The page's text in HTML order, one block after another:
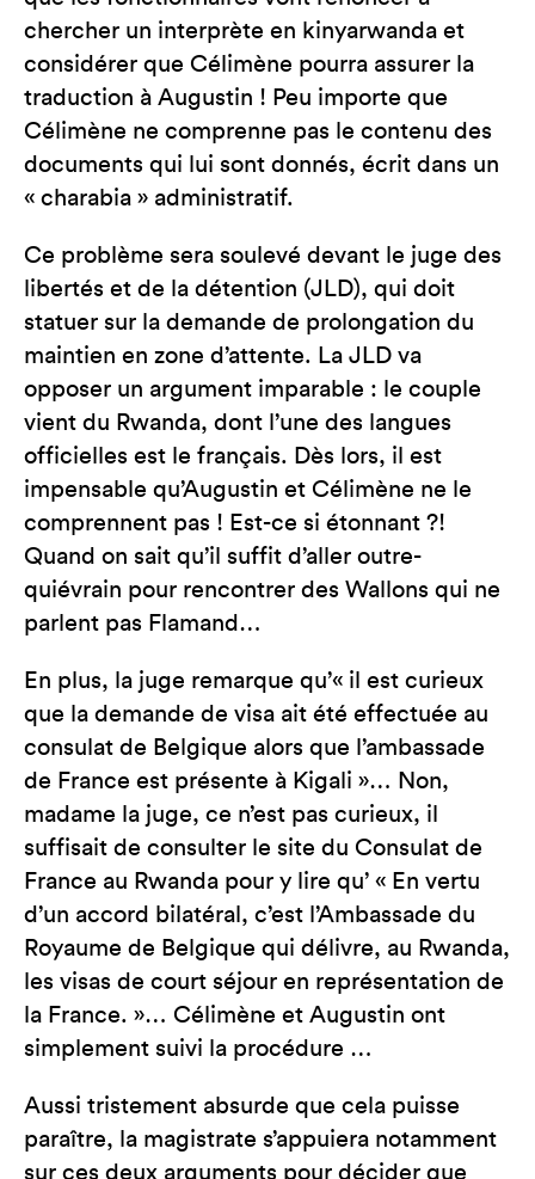
chercher un interprète en kinyarwanda et
considérer que Célimène pourra assurer la
traduction à Augustin ! Peu importe que
Célimène ne comprenne pas le contenu des
documents qui lui sont donnés, écrit dans un
« charabia » administratif.
Ce problème sera soulevé devant le juge des
libertés et de la détention (JLD), qui doit
statuer sur la demande de prolongation du
maintien en zone d’attente. La JLD va
opposer un argument imparable : le couple
vient du Rwanda, dont l’une des langues
officielles est le français. Dès lors, il est
impensable qu’Augustin et Célimène ne le
comprennent pas ! Est-ce si étonnant ?!
Quand on sait qu’il suffit d’aller outre-
quiévrain pour rencontrer des Wallons qui ne
parlent pas Flamand…
En plus, la juge remarque qu’« il est curieux
que la demande de visa ait été effectuée au
consulat de Belgique alors que l’ambassade
de France est présente à Kigali »… Non,
madame la juge, ce n’est pas curieux, il
suffisait de consulter le site du Consulat de
France au Rwanda pour y lire qu’ « En vertu
d’un accord bilatéral, c’est l’Ambassade du
Royaume de Belgique qui délivre, au Rwanda,
les visas de court séjour en représentation de
la France. »… Célimène et Augustin ont
simplement suivi la procédure …
Aussi tristement absurde que cela puisse
paraître, la magistrate s’appuiera notamment
sur ces deux arguments pour décider que